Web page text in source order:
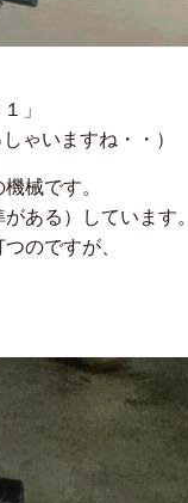
」
ゃいますね・・）
械です。
ある）しています。
のですが、